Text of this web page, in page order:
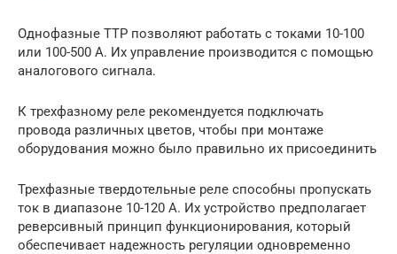
Однофазные ТТР позволяют работать с токами 10-100
или 100-500 А. Их управление производится с помощью
аналогового сигнала.
К трехфазному реле рекомендуется подключать
провода различных цветов, чтобы при монтаже
оборудования можно было правильно их присоединить
Трехфазные твердотельные реле способны пропускать
ток в диапазоне 10-120 А. Их устройство предполагает
реверсивный принцип функционирования, который
обеспечивает надежность регуляции одновременно